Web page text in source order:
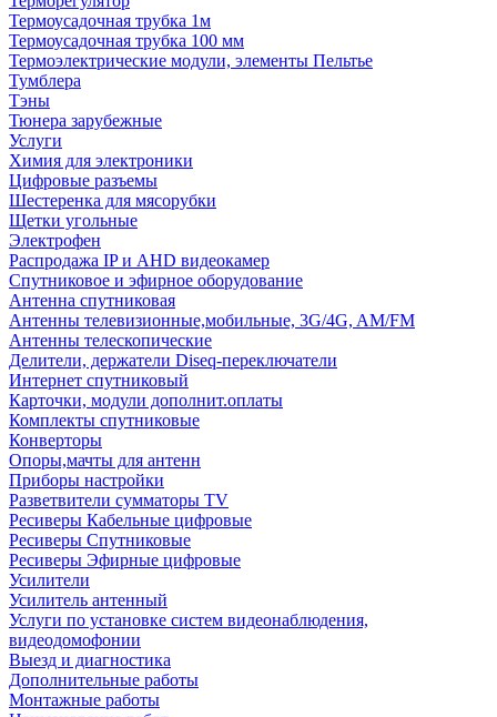
Термоусадочная трубка 1м
Термоусадочная трубка 100 мм
Термоэлектрические модули, элементы Пельтье
Тумблера
Тэны
Тюнера зарубежные
Услуги
Химия для электроники
Цифровые разъемы
Шестеренка для мясорубки
Щетки угольные
Электрофен
Распродажа IP и AHD видеокамер
Спутниковое и эфирное оборудование
Антенна спутниковая
Антенны телевизионные,мобильные, 3G/4G, AM/FM
Антенны телескопические
Делители, держатели Diseq-переключатели
Интернет спутниковый
Карточки, модули дополнит.оплаты
Комплекты спутниковые
Конверторы
Опоры,мачты для антенн
Приборы настройки
Разветвители сумматоры TV
Ресиверы Кабельные цифровые
Ресиверы Спутниковые
Ресиверы Эфирные цифровые
Усилители
Усилитель антенный
Услуги по установке систем видеонаблюдения,
видеодомофонии
Выезд и диагностика
Дополнительные работы
Монтажные работы